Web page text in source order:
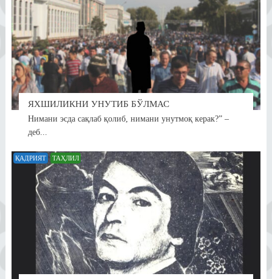
ЯХШИЛИКНИ УНУТИБ БЎЛМАС
Нимани эсда сақлаб қолиб, нимани унутмоқ керак?” –
деб...
ҚАДРИЯТ ТАҲЛИЛ